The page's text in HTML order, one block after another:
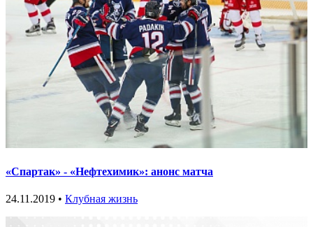
«Спартак» - «Нефтехимик»: анонс матча
24.11.2019 • Клубная жизнь